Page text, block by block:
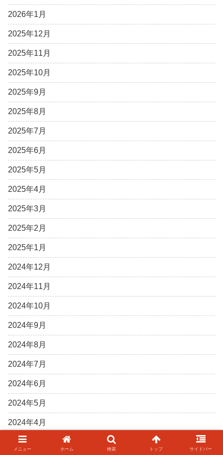
2026年1月
2025年12月
2025年11月
2025年10月
2025年9月
2025年8月
2025年7月
2025年6月
2025年5月
2025年4月
2025年3月
2025年2月
2025年1月
2024年12月
2024年11月
2024年10月
2024年9月
2024年8月
2024年7月
2024年6月
2024年5月
2024年4月
2024年3月
メニュー ホーム 検索 トップ サイドバー